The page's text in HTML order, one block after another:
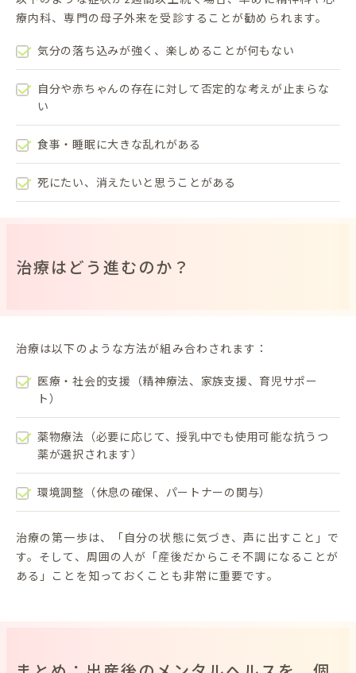
療内科、専門の母子外来を受診することが勧められます。
気分の落ち込みが強く、楽しめることが何もない
自分や赤ちゃんの存在に対して否定的な考えが止まらな
い
食事・睡眠に大きな乱れがある
死にたい、消えたいと思うことがある
治療はどう進むのか？
治療は以下のような方法が組み合わされます：
医療・社会的支援（精神療法、家族支援、育児サポー
ト）
薬物療法（必要に応じて、授乳中でも使用可能な抗うつ
薬が選択されます）
環境調整（休息の確保、パートナーの関与）
治療の第一歩は、「自分の状態に気づき、声に出すこと」で
す。そして、周囲の人が「産後だからこそ不調になることが
ある」ことを知っておくことも非常に重要です。